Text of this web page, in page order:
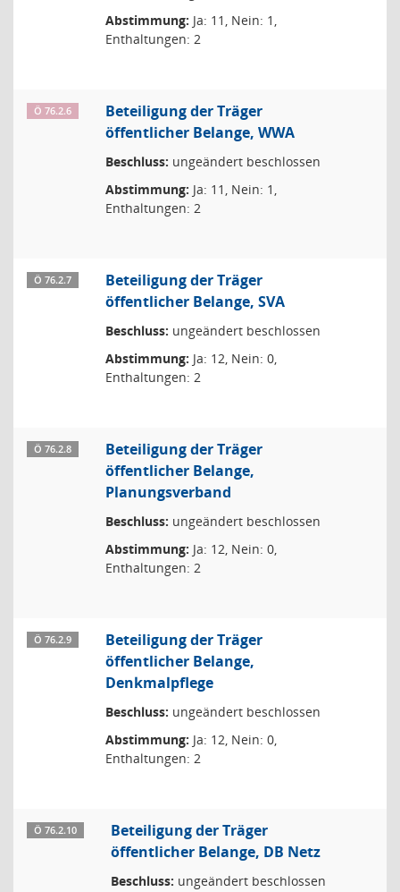
Abstimmung: Ja: 11, Nein: 1,
Enthaltungen: 2
Ö 76.2.6
Beteiligung der Träger
öffentlicher Belange, WWA
Beschluss: ungeändert beschlossen
Abstimmung: Ja: 11, Nein: 1,
Enthaltungen: 2
Ö 76.2.7
Beteiligung der Träger
öffentlicher Belange, SVA
Beschluss: ungeändert beschlossen
Abstimmung: Ja: 12, Nein: 0,
Enthaltungen: 2
Ö 76.2.8
Beteiligung der Träger
öffentlicher Belange,
Planungsverband
Beschluss: ungeändert beschlossen
Abstimmung: Ja: 12, Nein: 0,
Enthaltungen: 2
Ö 76.2.9
Beteiligung der Träger
öffentlicher Belange,
Denkmalpflege
Beschluss: ungeändert beschlossen
Abstimmung: Ja: 12, Nein: 0,
Enthaltungen: 2
Ö 76.2.10
Beteiligung der Träger
öffentlicher Belange, DB Netz
Beschluss: ungeändert beschlossen